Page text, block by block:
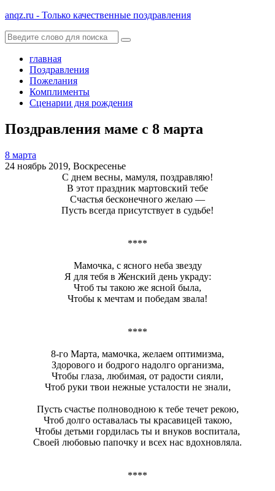
anqz.ru - Только качественные поздравления
главная
Поздравления
Пожелания
Комплименты
Сценарии дня рождения
Поздравления маме с 8 марта
8 марта
24 ноябрь 2019, Воскресенье
С днем весны, мамуля, поздравляю!
В этот праздник мартовский тебе
Счастья бесконечного желаю —
Пусть всегда присутствует в судьбе!
****
Мамочка, с ясного неба звезду
Я для тебя в Женский день украду:
Чтоб ты такою же ясной была,
Чтобы к мечтам и победам звала!
****
8-го Марта, мамочка, желаем оптимизма,
Здорового и бодрого надолго организма,
Чтобы глаза, любимая, от радости сияли,
Чтоб руки твои нежные усталости не знали,
Пусть счастье полноводною к тебе течет рекою,
Чтоб долго оставалась ты красавицей такою,
Чтобы детьми гордилась ты и внуков воспитала,
Своей любовью папочку и всех нас вдохновляла.
****